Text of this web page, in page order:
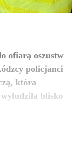
ofiarą oszustw
policjanci
która
blisko